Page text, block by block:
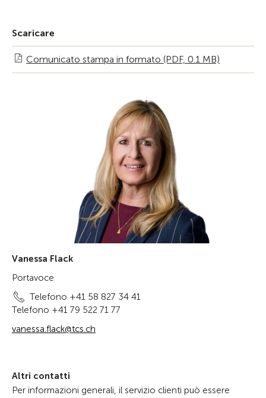
Scaricare
Comunicato stampa in formato (PDF, 0.1 MB)
Vanessa Flack
Portavoce
Telefono +41 58 827 34 41
Telefono +41 79 522 71 77
vanessa.flack@tcs.ch
Altri contatti
Per informazioni generali, il servizio clienti può essere